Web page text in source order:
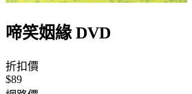
啼笑姻緣 DVD
折扣價
$89